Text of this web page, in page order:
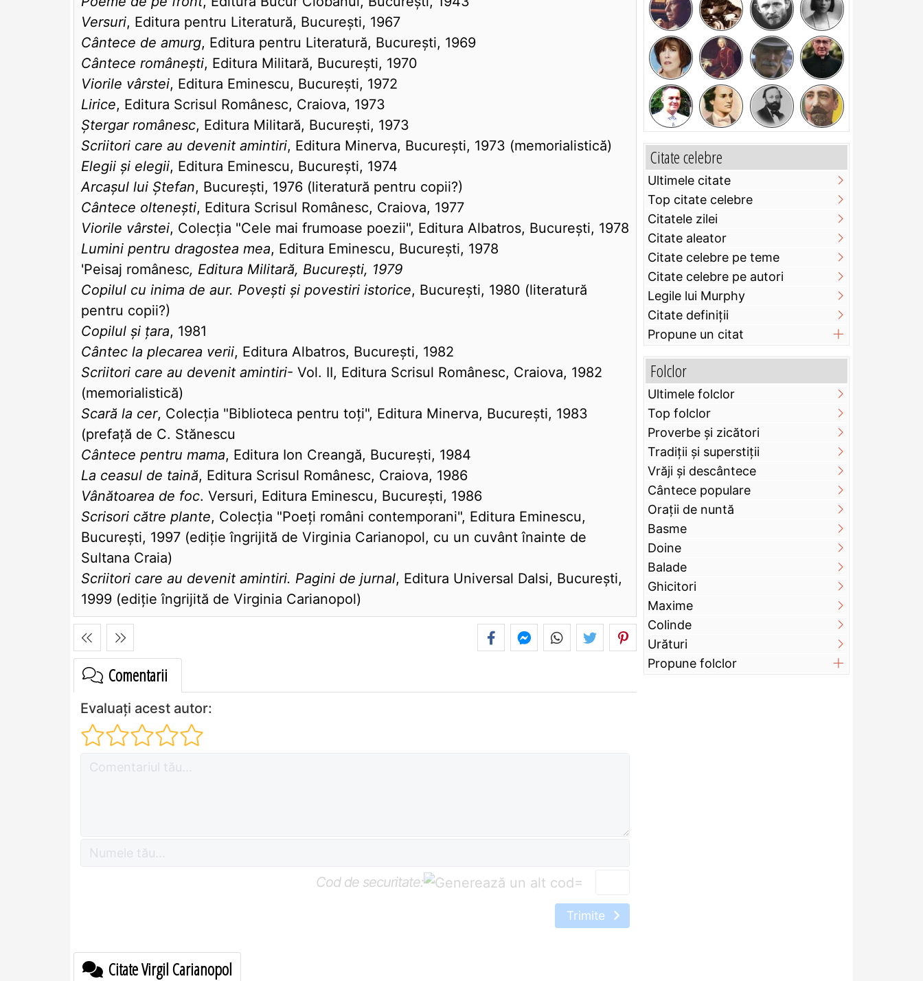
Versuri, Editura pentru Literatură, București, 1967
Cântece de amurg, Editura pentru Literatură, București, 1969
Cântece românești, Editura Militară, București, 1970
Viorile vârstei, Editura Eminescu, București, 1972
Lirice, Editura Scrisul Românesc, Craiova, 1973
Ștergar românesc, Editura Militară, București, 1973
Scriitori care au devenit amintiri, Editura Minerva, București, 1973 (memorialistică)
Elegii și elegii, Editura Eminescu, București, 1974
Arcașul lui Ștefan, București, 1976 (literatură pentru copii?)
Cântece oltenești, Editura Scrisul Românesc, Craiova, 1977
Viorile vârstei, Colecția "Cele mai frumoase poezii", Editura Albatros, București, 1978
Lumini pentru dragostea mea, Editura Eminescu, București, 1978
'Peisaj românesc, Editura Militară, București, 1979
Copilul cu inima de aur. Povești și povestiri istorice, București, 1980 (literatură
pentru copii?)
Copilul și țara, 1981
Cântec la plecarea verii, Editura Albatros, București, 1982
Scriitori care au devenit amintiri- Vol. II, Editura Scrisul Românesc, Craiova, 1982
(memorialistică)
Scară la cer, Colecția "Biblioteca pentru toți", Editura Minerva, București, 1983
(prefață de C. Stănescu
Cântece pentru mama, Editura Ion Creangă, București, 1984
La ceasul de taină, Editura Scrisul Românesc, Craiova, 1986
Vânătoarea de foc. Versuri, Editura Eminescu, București, 1986
Scrisori către plante, Colecția "Poeți români contemporani", Editura Eminescu,
București, 1997 (ediție îngrijită de Virginia Carianopol, cu un cuvânt înainte de
Sultana Craia)
Scriitori care au devenit amintiri. Pagini de jurnal, Editura Universal Dalsi, București,
1999 (ediție îngrijită de Virginia Carianopol)
Comentarii
Evaluați acest autor:
Cod de securitate: =
Trimite
Citate Virgil Carianopol
Citate celebre
Ultimele citate
Top citate celebre
Citatele zilei
Citate aleator
Citate celebre pe teme
Citate celebre pe autori
Legile lui Murphy
Citate definiţii
Propune un citat
Folclor
Ultimele folclor
Top folclor
Proverbe și zicători
Tradiții și superstiții
Vrăji și descântece
Cântece populare
Orații de nuntă
Basme
Doine
Balade
Ghicitori
Maxime
Colinde
Urături
Propune folclor